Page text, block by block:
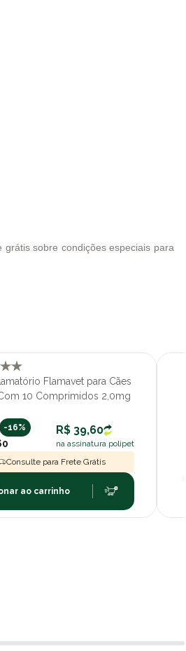
sobre condições especiais para
Flamavet para Cães
10 Comprimidos 2,0mg
-16% R$ 39,60
na assinatura polipet
Consulte para Frete Grátis
ao carrinho